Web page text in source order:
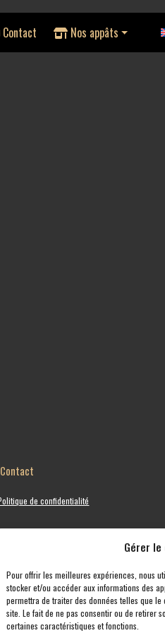
Gérer
Pour offrir les meilleures expériences, nous
stocker et/ou accéder aux informations des
permettra de traiter des données telles que
site. Le fait de ne pas consentir ou de retirer
certaines caractéristiques et fonctions.
Contact Nos appâts
Contact
de confidentialité